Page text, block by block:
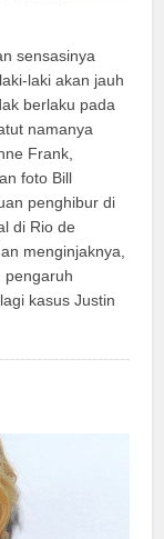
sensasinya
laki akan jauh
berlaku pada
namanya
Frank,
foto Bill
penghibur di
di Rio de
menginjaknya,
pengaruh
kasus Justin